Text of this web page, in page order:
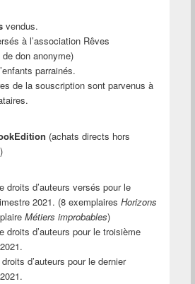
vendus.
à l’association Rêves
don anonyme)
parrainés.
de la souscription sont parvenus à
(achats directs hors
droits d’auteurs versés pour le
2021. (8 exemplaires Horizons
Métiers improbables)
droits d’auteurs pour le troisième
d’auteurs pour le dernier